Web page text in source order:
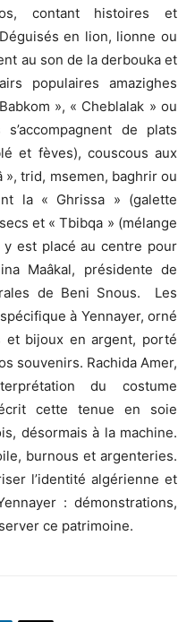
contant histoires et
en lion, lionne ou
au son de la derbouka et
populaires amazighes
», « Cheblalak » ou
de plats
et fèves), couscous aux
», trid, msemen, baghrir ou
la « Ghrissa » (galette
et « Tbibqa » (mélange
y est placé au centre pour
Maâkal, présidente de
de Beni Snous. Les
à Yennayer, orné
et bijoux en argent, porté
souvenirs. Rachida Amer,
du costume
cette tenue en soie
désormais à la machine.
burnous et argenteries.
l’identité algérienne et
: démonstrations,
ce patrimoine.